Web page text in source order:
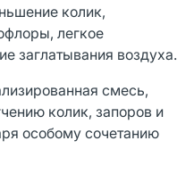
колик,
легкое
заглатывания воздуха.
смесь,
колик, запоров и
особому сочетанию